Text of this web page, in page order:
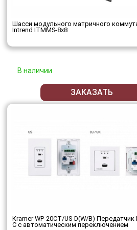
Шасси модульного матричного
Intrend ITMMS-8x8
В наличии
ЗАКАЗАТЬ
Kramer WP-20CT/US-D(W/B) Передатчик
C с автоматическим переключением